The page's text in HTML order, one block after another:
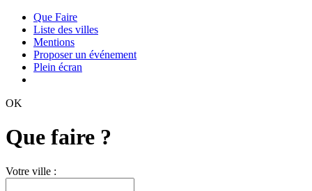
Que Faire
Liste des villes
Mentions
Proposer un événement
Plein écran
OK
Que faire ?
Votre ville :